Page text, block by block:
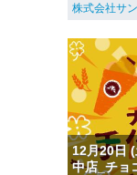
株式会社サ
12月20日 (
中店_チョ